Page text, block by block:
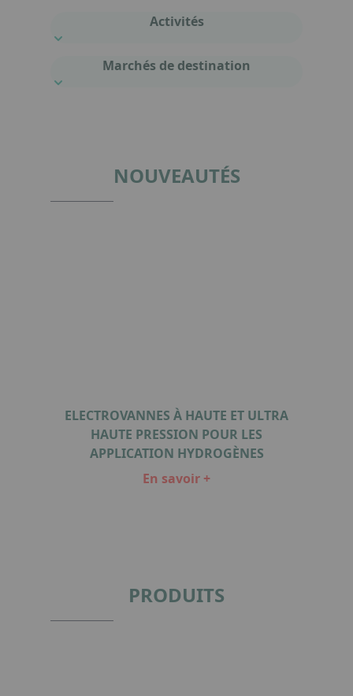
Activités
Marchés de destination
NOUVEAUTÉS
ELECTROVANNES À HAUTE ET ULTRA
HAUTE PRESSION POUR LES
APPLICATION HYDROGÈNES
En savoir +
PRODUITS